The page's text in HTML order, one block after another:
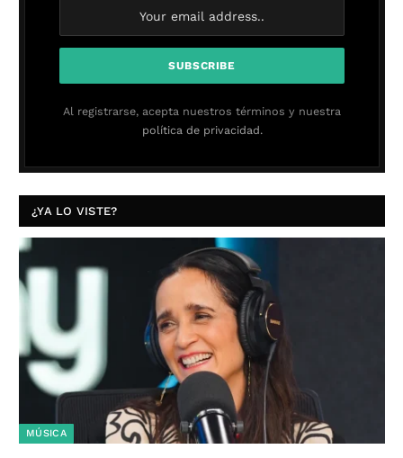
Al registrarse, acepta nuestros términos y nuestra
política de privacidad.
¿YA LO VISTE?
MÚSICA